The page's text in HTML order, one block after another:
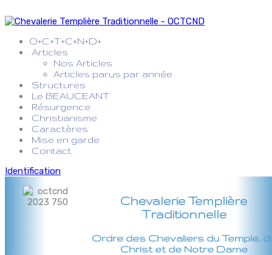
O+C+T+C+N+D+
Articles
Nos Articles
Articles parus par année
Structures
Le BEAUCEANT
Résurgence
Christianisme
Caractères
Mise en garde
Contact
Identification
Chevalerie Templière
Traditionnelle
Ordre des Chevaliers du Temple,
Christ et de Notre Dame